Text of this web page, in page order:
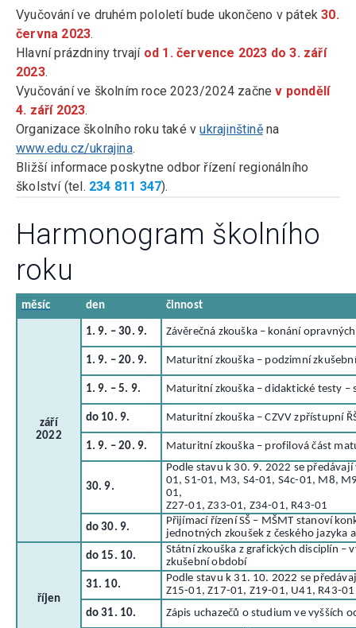
Vyučování ve druhém pololetí bude ukončeno v pátek30.
června 2023.
Hlavní prázdniny trvají od 1. července 2023 do 3. září
2023.
Vyučování ve školním roce 2023/2024 začnev pondělí
4. září 2023.
Organizace školního roku také vukrajinštiněna
www.edu.cz/ukrajina.
Bližší informace poskytne odbor řízení regionálního
školství (tel. 234 811 347).
Harmonogram školního
roku
měsíc den činnost
září
2022
1. 9. – 30. 9. Závěrečná zkouška – konání
1. 9. – 20. 9. Maturitní zkouška – podzimní
1. 9. – 5. 9. Maturitní zkouška – didaktické testy –
do 10. 9. Maturitní zkouška – CZVV zpřístupní
1. 9. – 20. 9. Maturitní zkouška – profilová část
30. 9.
Podle stavu k 30. 9. 2022 se
01, S1-01, M3, S4-01, S4c-01, M8,
01,
Z27-01, Z33-01, Z34-01, R43-01
do 30. 9.
Přijímací řízení SŠ – MŠMT stanoví
jednotných zkoušek z českého jazyka
říjen
do 15. 10.
Státní zkouška z grafických disciplín –
zkušební období
31. 10.
Podle stavu k 31. 10. 2022 se
Z15-01, Z17-01, Z19-01, U41, R43-01
do 31. 10.
Zápis uchazečů o studium ve vyšších